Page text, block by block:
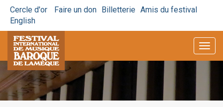
Cercle d'or Faire un don Billetterie Amis du festival
English